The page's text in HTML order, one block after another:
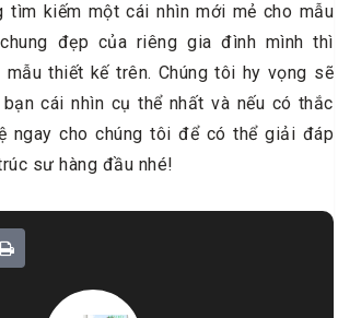
tìm kiếm một cái nhìn mới mẻ cho mẫu
đẹp của riêng gia đình mình thì
thiết kế trên. Chúng tôi hy vọng sẽ
cái nhìn cụ thể nhất và nếu có thắc
ngay cho chúng tôi để có thể giải đáp
sư hàng đầu nhé!